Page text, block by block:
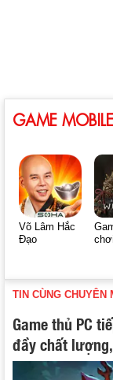
GAME
Võ Lâm Hắc
Đạo
TIN CÙNG CHUYÊN
Game thủ PC
đầy chất